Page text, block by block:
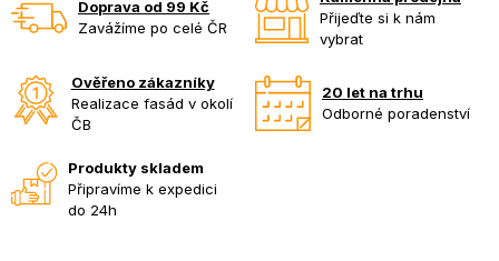
Doprava od 99 Kč
Zavážíme po celé ČR
Přijeďte si k nám
vybrat
Ověřeno zákazníky
Realizace fasád v okolí
ČB
20 let na trhu
Odborné poradenství
Produkty skladem
Připravíme k expedici
do 24h